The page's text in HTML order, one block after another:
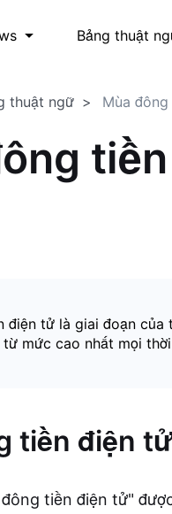
Bảng thuật
thuật ngữ Mùa
điện tử là giai đoạn
mức cao nhất mọi
tiền điện
tiền điện tử"